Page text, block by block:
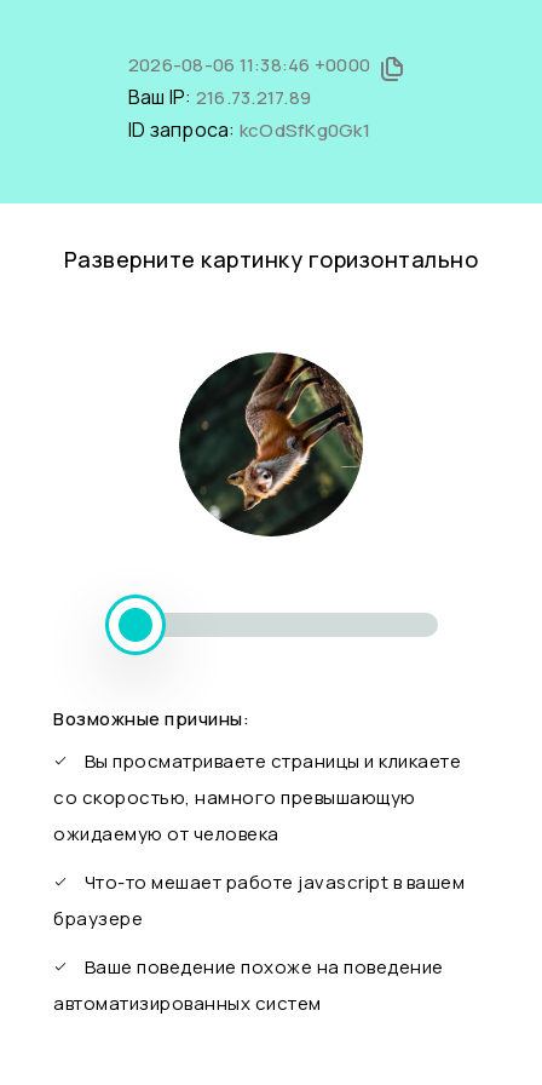
2026-08-06 11:38:46 +0000
Ваш IP: 216.73.217.89
ID запроса: kcOdSfKg0Gk1
Разверните картинку горизонтально
Возможные причины:
Вы просматриваете страницы и кликаете
со скоростью, намного превышающую
ожидаемую от человека
Что-то мешает работе javascript в вашем
браузере
Ваше поведение похоже на поведение
автоматизированных систем